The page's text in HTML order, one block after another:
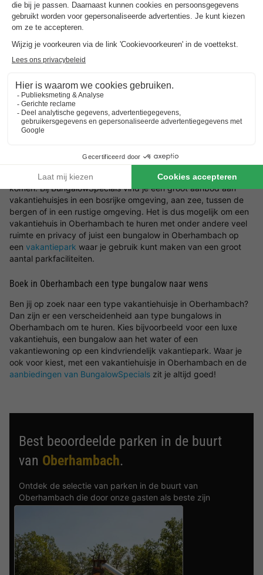
Op deze pagina filter je met gemak op de verschillende
mogelijke voorzieningen en/of faciliteiten om een vakantiehuisje
er nog niet zeker van waar je precies naar op zoek bent? Wij
helpen je graag in Oberhambach een bungalow te boeken. Wil
last minute vakantiehuisje.
Zoek jouw ideale locatie in Oberhambach voor het vakantiehuis
Wat voor type bungalow in Oberhambach wil jij boeken en in
locaties en vakantiehuizen in Oberhambach. Kies een
in Nederlandof ga in Oberhambach voor een bungalow en
geniet van een prachtige omgeving waar jij tot rust kunt
komen. Bij BungalowSpecials vind je een groot aanbod aan
vakantiehuisjes in een bosrijke omgeving, aan zee, tussen de
bergen of in een rustige omgeving. Het is dus mogelijk om een
vakantiehuis in Oberhambach te huren met onder andere veel
ruimte en privacy of juist een bungalow in Oberhambach op
een vakantiepark waar je gebruik kunt maken van een groot
aantal parkfaciliteiten.
Boek in Oberhambach een type bungalow naar wens
Ben jij op zoek naar een type vakantiehuisje in Oberhambach?
Dan zijn er een verscheidenheid aan type bungalows in
Oberhambach om te huren. Kies bijvoorbeeld voor een luxe
vakantiehuis, een bungalow aan het water of een
vakantiewoning op een kindvriendelijk vakantiepark. Waar je
ook voor kiest, met een vakantiehuisje in Oberhambach en de
aanbiedingen van BungalowSpecials zit je altijd goed!
Best beoordeelde parken in de buurt
van Oberhambach.
Ontdek de selectie van parken in de buurt van
Oberhambach die door onze gasten als beste zijn